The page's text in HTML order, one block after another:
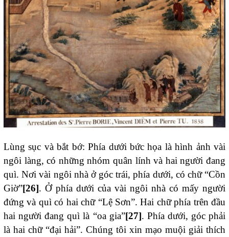
Lùng sục và bắt bớ: Phía dưới bức họa là hình ảnh vài
ngôi làng, có những nhóm quân lính và hai người đang
quì. Nơi vài ngôi nhà ở góc trái, phía dưới, có chữ “Cồn
Giờ”[26]. Ở phía dưới của vài ngôi nhà có mấy người
đứng và quì có hai chữ “Lệ Sơn”. Hai chữ phía trên đầu
hai người đang quì là “oa gia”[27]. Phía dưới, góc phải
là hai chữ “đại hải”. Chúng tôi xin mạo muội giải thích